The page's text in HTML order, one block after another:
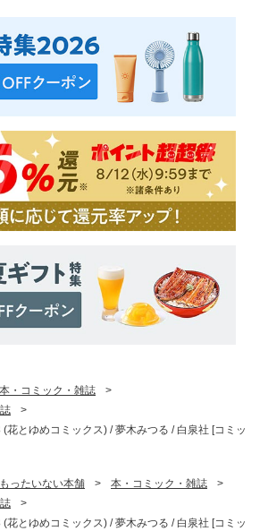
本・コミック・雑誌
>
>
(花とゆめコミックス) / 夢木みつる / 白泉社 [コミッ
もったいない本舗 > 本・コミック・雑誌
>
>
(花とゆめコミックス) / 夢木みつる / 白泉社 [コミッ